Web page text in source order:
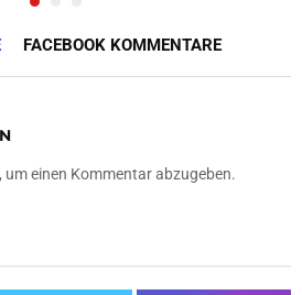
FACEBOOK KOMMENTARE
um einen Kommentar abzugeben.